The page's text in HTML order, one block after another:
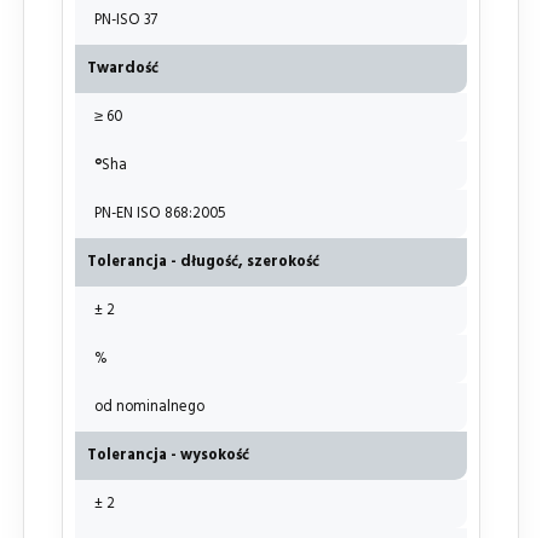
PN-ISO 37
Twardość
≥ 60
°Sha
PN-EN ISO 868:2005
Tolerancja - długość, szerokość
± 2
%
od nominalnego
Tolerancja - wysokość
± 2